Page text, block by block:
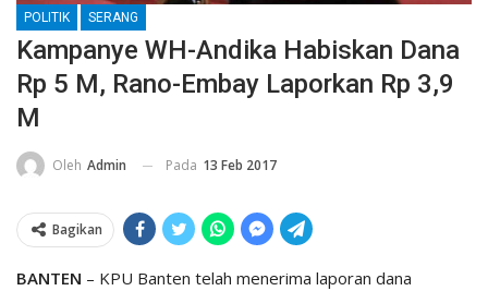
POLITIK SERANG
Kampanye WH-Andika Habiskan Dana
Rp 5 M, Rano-Embay Laporkan Rp 3,9
M
Oleh Admin Pada 13 Feb 2017
Bagikan
BANTEN – KPU Banten telah menerima laporan dana